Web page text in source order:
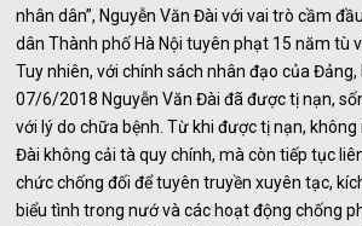
nhân dân”, Nguyễn Văn Đài với vai trò cầm
dân Thành phố Hà Nội tuyên phạt 15 năm tù
Tuy nhiên, với chính sách nhân đạo của
07/6/2018 Nguyễn Văn Đài đã được tị nạn,
với lý do chữa bệnh. Từ khi được tị nạn,
Đài không cải tà quy chính, mà còn tiếp tục
chức chống đối để tuyên truyền xuyên tạc,
biểu tình trong nướ và các hoạt động chống